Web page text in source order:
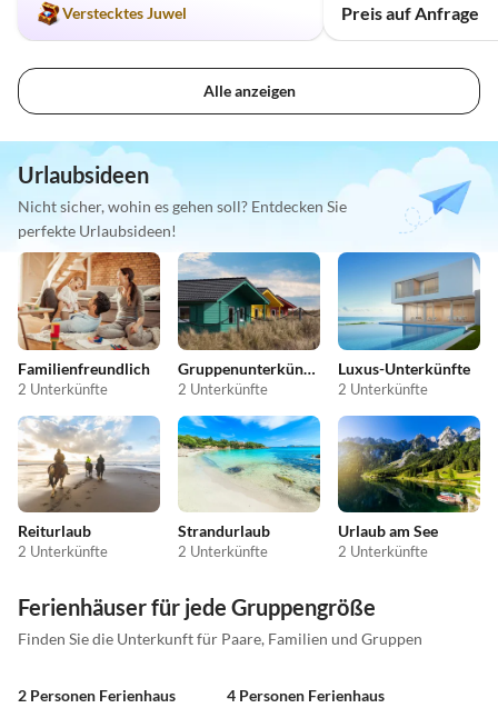
Verstecktes Juwel Preis auf Anfrage
Alle anzeigen
Urlaubsideen
Nicht sicher, wohin es gehen soll? Entdecken Sie
perfekte Urlaubsideen!
Familienfreundlich
2 Unterkünfte
Gruppenunterkünfte
2 Unterkünfte
Luxus-Unterkünfte
2 Unterkünfte
Reiturlaub
2 Unterkünfte
Strandurlaub
2 Unterkünfte
Urlaub am See
2 Unterkünfte
Ferienhäuser für jede Gruppengröße
Finden Sie die Unterkunft für Paare, Familien und Gruppen
2 Personen Ferienhaus 4 Personen Ferienhaus